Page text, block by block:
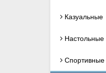
Казуальные
Настольные
Спортивные